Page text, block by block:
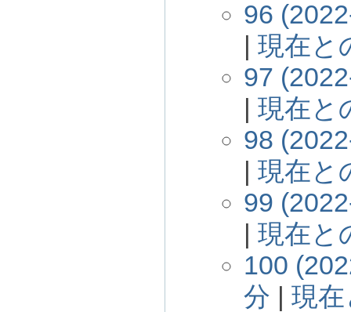
96
| 現在と
97
| 現在と
98
| 現在と
99
| 現在と
100
分 | 現